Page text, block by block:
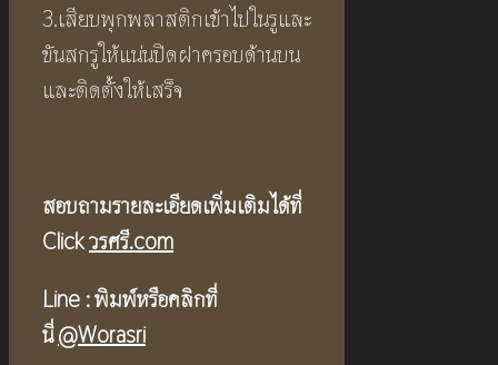
3.เสียบพุกพลาสติกเข้าไปในรูและ
ขันสกรูให้แน่นปิดฝาครอบด้านบน
และติดตั้งให้เสร็จ
สอบถามรายละเอียดเพิ่มเติมได้ที่
Clickวรศรี.com
Line :พิมพ์หรือคลิกที่
นี่@Worasri